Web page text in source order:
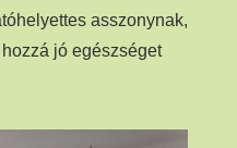
asszonynak,
jó egészséget